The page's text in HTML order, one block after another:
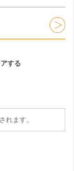
する
れます。